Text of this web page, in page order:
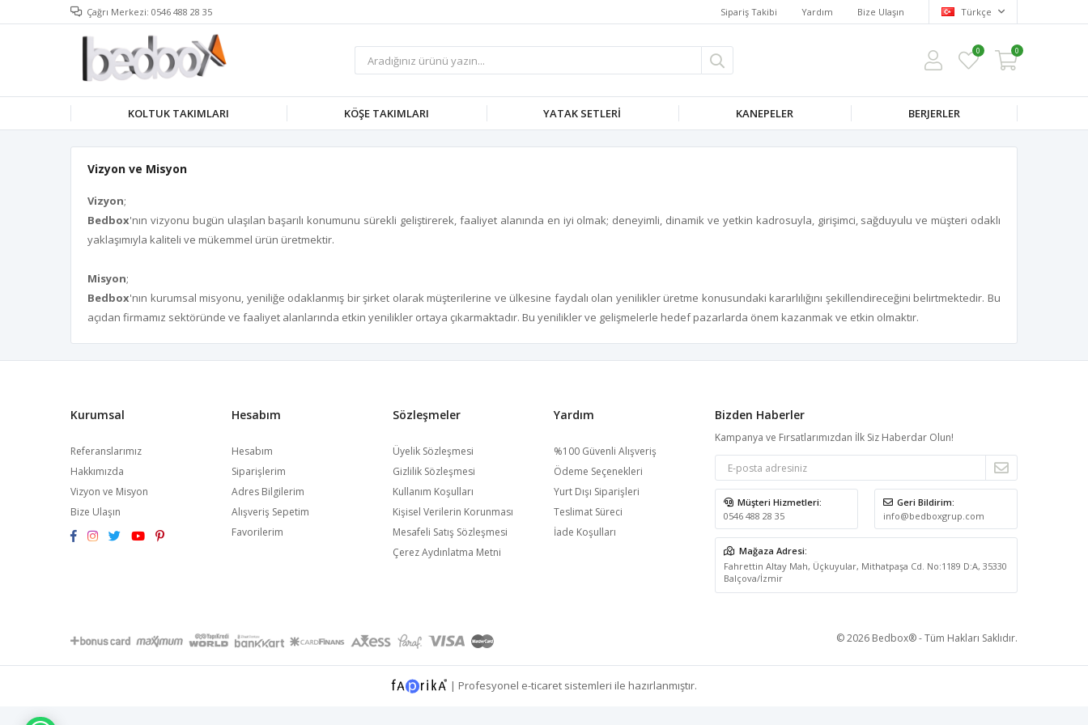
Çağrı Merkezi: 0546 488 28 35 Sipariş Takibi Yardım Bize Ulaşın Türkçe
0 0
KOLTUK TAKIMLARI KÖŞE TAKIMLARI YATAK SETLERI KANEPELER BERJERLER
Vizyon ve Misyon
Vizyon;
Bedbox'nın vizyonu bugün ulaşılan başarılı konumunu sürekli geliştirerek, faaliyet alanında en iyi olmak; deneyimli, dinamik ve yetkin kadrosuyla, girişimci, sağduyulu ve müşteri odaklı
yaklaşımıyla kaliteli ve mükemmel ürün üretmektir.
Misyon;
Bedbox'nın kurumsal misyonu, yeniliğe odaklanmış bir şirket olarak müşterilerine ve ülkesine faydalı olan yenilikler üretme konusundaki kararlılığını şekillendireceğini belirtmektedir. Bu
açıdan firmamız sektöründe ve faaliyet alanlarında etkin yenilikler ortaya çıkarmaktadır. Bu yenilikler ve gelişmelerle hedef pazarlarda önem kazanmak ve etkin olmaktır.
Kurumsal
Referanslarımız
Hakkımızda
Vizyon ve Misyon
Bize Ulaşın
Hesabım
Hesabım
Siparişlerim
Adres Bilgilerim
Alışveriş Sepetim
Favorilerim
Sözleşmeler
Üyelik Sözleşmesi
Gizlilik Sözleşmesi
Kullanım Koşulları
Kişisel Verilerin Korunması
Mesafeli Satış Sözleşmesi
Çerez Aydınlatma Metni
Yardım
%100 Güvenli Alışveriş
Ödeme Seçenekleri
Yurt Dışı Siparişleri
Teslimat Süreci
İade Koşulları
Bizden Haberler
Kampanya ve Fırsatlarımızdan İlk Siz Haberdar Olun!
Müşteri Hizmetleri:
0546 488 28 35
Geri Bildirim:
info@bedboxgrup.com
Mağaza Adresi:
Fahrettin Altay Mah, Üçkuyular, Mithatpaşa Cd. No:1189 D:A, 35330
Balçova/İzmir
© 2026 Bedbox® - Tüm Hakları Saklıdır.
| Profesyonel e-ticaret sistemleri ile hazırlanmıştır.